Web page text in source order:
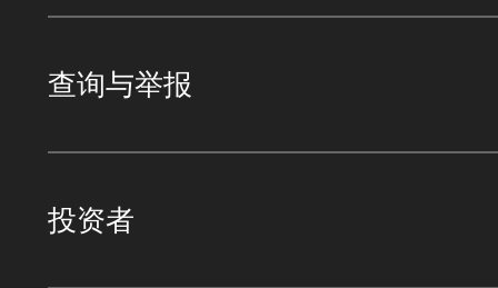
查询与举报
投资者